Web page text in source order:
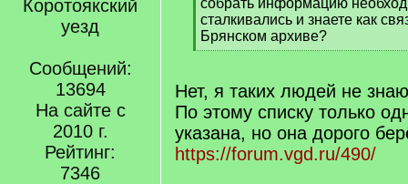
Коротоякский
уезд
Сообщений:
13694
На сайте с
2010 г.
Рейтинг:
7346
собрать информацию
сталкивались и знаете как
Брянском архиве?
[
q
]
Нет, я таких людей не
По этому списку только
указана, но она дорого
https://forum.vgd.ru/490/